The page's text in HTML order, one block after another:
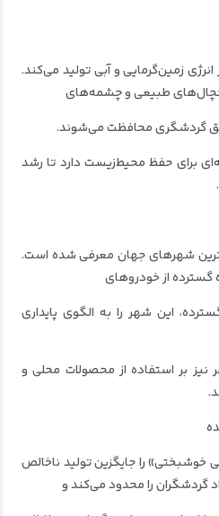
انرژی زمین‌گرمایی و آبی تولید می‌کند.
طبیعی و چشمه‌های
گردشگری محافظت می‌شوند.
برای حفظ محیط‌زیست دارد تا رشد
شهرهای جهان معرفی شده است.
از خودروهای
این شهر را به الگوی پایداری
بر استفاده از محصولات محلی و
خوشبختی» را جایگزین تولید ناخالص
گردشگران را محدود می‌کند و